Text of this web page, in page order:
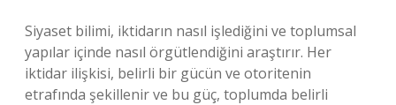
Siyaset bilimi, iktidarın nasıl işlediğini ve toplumsal
yapılar içinde nasıl örgütlendiğini araştırır. Her
iktidar ilişkisi, belirli bir gücün ve otoritenin
etrafında şekillenir ve bu güç, toplumda belirli